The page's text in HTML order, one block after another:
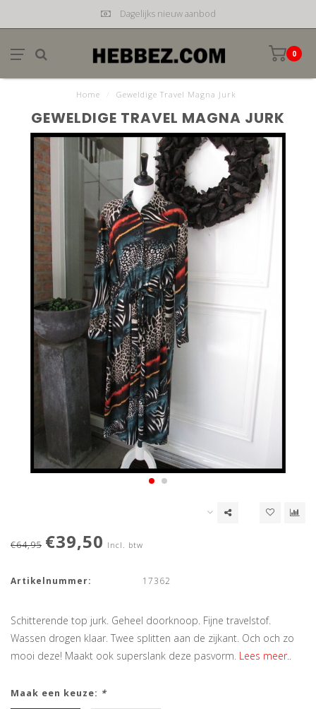
Dagelijks nieuw aanbod
0
Home Geweldige Travel Magna Jurk
GEWELDIGE TRAVEL MAGNA JURK
€64,95 €39,50 Incl. btw
Artikelnummer: 17362
Schitterende top jurk. Geheel doorknoop. Fijne travelstof.
Wassen drogen klaar. Twee splitten aan de zijkant. Och och zo
mooi deze! Maakt ook superslank deze pasvorm. Lees meer..
Maak een keuze: *